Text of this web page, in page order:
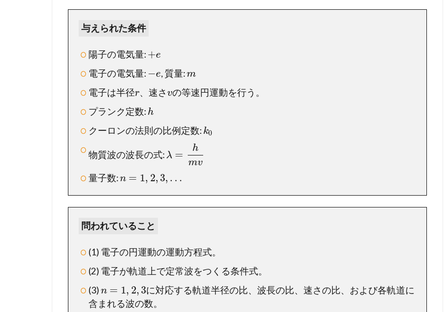
題
確
認
】
ず
は
題
を
っ
み
こ
【
設
与えられた条件
陽子の電気量:+e
電子の電気量:−e, 質量:m
電子は半径r、速さvの等速円運動を行う。
プランク定数: h
クーロンの法則の比例定数: k0
物質波の波長の式: λ =
h
mv
量子数:n = 1, 2, 3, …
問われていること
(1) 電子の円運動の運動方程式。
(2) 電子が軌道上で定常波をつくる条件式。
(3) n = 1, 2, 3に対応する軌道半径の比、波長の比、速さの比、および各軌道に
含まれる波の数。